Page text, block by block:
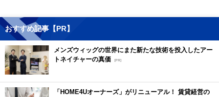
おすすめ記事【PR】
メンズウィッグの世界にまた新たな技術を投入したアー
トネイチャーの真価 [PR]
「HOME4Uオーナーズ」がリニューアル！ 賃貸経営の